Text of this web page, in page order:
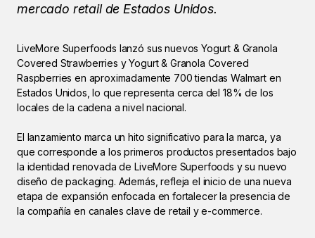
mercado retail de Estados Unidos.
LiveMore Superfoods lanzó sus nuevos Yogurt & Granola
Covered Strawberries y Yogurt & Granola Covered
Raspberries en aproximadamente 700 tiendas Walmart en
Estados Unidos, lo que representa cerca del 18% de los
locales de la cadena a nivel nacional.
El lanzamiento marca un hito significativo para la marca, ya
que corresponde a los primeros productos presentados bajo
la identidad renovada de LiveMore Superfoods y su nuevo
diseño de packaging. Además, refleja el inicio de una nueva
etapa de expansión enfocada en fortalecer la presencia de
la compañía en canales clave de retail y e-commerce.